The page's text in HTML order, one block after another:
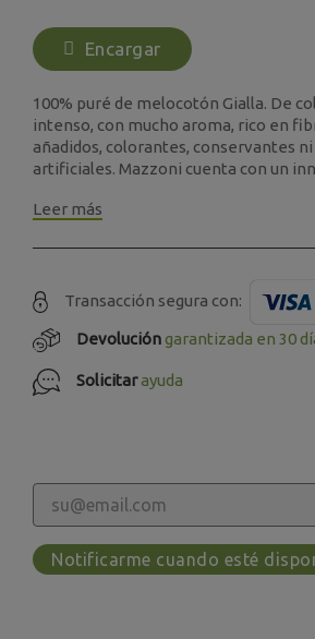
Encargar
100% puré de melocotón Gialla. De
intenso, con mucho aroma, rico en
añadidos, colorantes, conservantes
artificiales. Mazzoni cuenta con un
Leer más
Transacción segura con:
Devolucióngarantizada en 30
Solicitarayuda
Notificarme cuando esté